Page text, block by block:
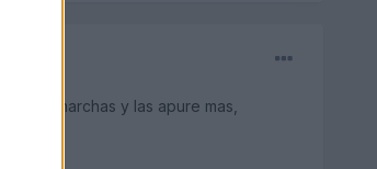
las marchas y las apure mas,